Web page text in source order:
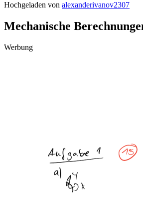
Hochgeladen von alexanderivanov2307
Mechanische
Werbung